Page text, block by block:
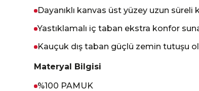
Dayanıklı kanvas üst yüzey uzun süreli
Yastıklamalı iç taban ekstra konfor
Kauçuk dış taban güçlü zemin tutuşu
Materyal Bilgisi
%100 PAMUK